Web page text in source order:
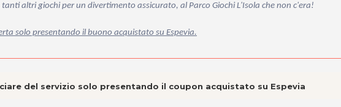
altri giochi per un divertimento assicurato, al Parco Giochi L'Isola che non c'era!
solo presentando il buono acquistato su Espevia.
del servizio solo presentando il coupon acquistato su Espevia